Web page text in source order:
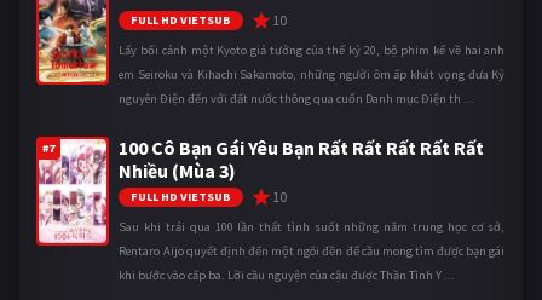
FULL HD VIETSUB 10
Lấy bối cảnh một Kyoto giả tưởng của thế kỷ 20, bộ phim kể về hai anh
em Seiroku và Kihachi Sakamoto, những người ôm ấp khát vọng đưa Kỷ
nguyên Điện đến với đất nước thông qua cuốn Danh mục Điện th ...
#7
100 Cô Bạn Gái Yêu Bạn Rất Rất Rất Rất Rất
Nhiều (Mùa 3)
FULL HD VIETSUB 10
Sau khi trải qua 100 lần thất tình suốt những năm trung học cơ sở,
Rentaro Aijo quyết định đến một ngôi đền để cầu mong tìm được bạn gái
khi bước vào cấp ba. Lời cầu nguyện của cậu được Thần Tình Y ...